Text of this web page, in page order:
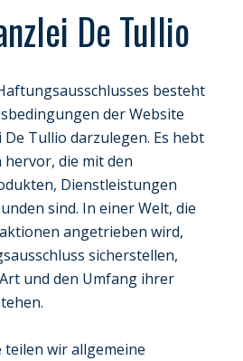
De Tullio
besteht
der Website
Tullio darzulegen. Es hebt
die mit den
Dienstleistungen
sind. In einer Welt, die
angetrieben wird,
sicherstellen,
und den Umfang ihrer
teilen wir allgemeine